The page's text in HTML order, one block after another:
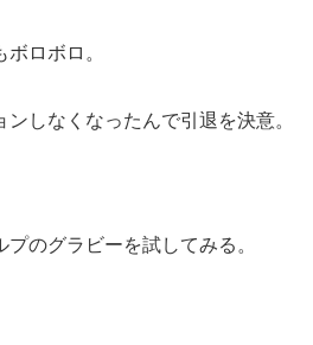
ロボロ。
しなくなったんで引退を決意。
のグラビーを試してみる。